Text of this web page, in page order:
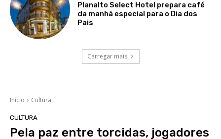
Planalto Select Hotel prepara café
da manhã especial para o Dia dos
Pais
Carregar mais